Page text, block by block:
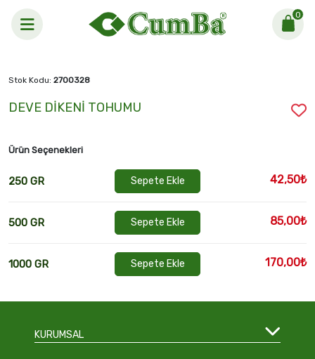
0
DEVE DİKENİ TOHUMU
Stok Kodu: 2700328
DEVE DİKENİ TOHUMU
Ürün Seçenekleri
250 GR Sepete Ekle 42,50₺
500 GR Sepete Ekle 85,00₺
1000 GR Sepete Ekle 170,00₺
KURUMSAL